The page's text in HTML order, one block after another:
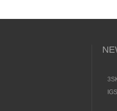
关